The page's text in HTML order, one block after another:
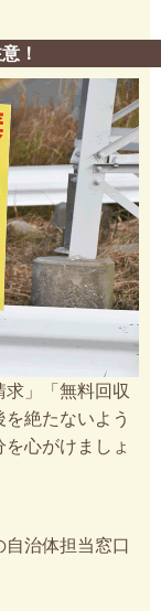
！
」「無料回収
絶たないよう
心がけましょ
治体担当窓口